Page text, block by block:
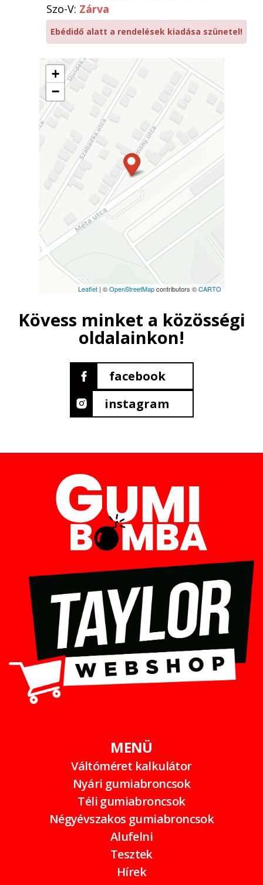
+
−
Leaflet| ©OpenStreetMapcontributors ©CARTO
Szo-V: Zárva
Ebédidő alatt a rendelések kiadása szünetel!
Kövess minket a közösségi
oldalainkon!
facebook
instagram
MENÜ
Váltóméret kalkulátor
Nyári gumiabroncsok
Téli gumiabroncsok
Négyévszakos gumiabroncsok
Alufelni
Tesztek
Hírek